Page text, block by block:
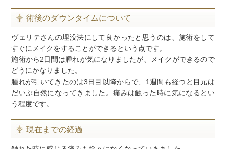
術後のダウンタイムについて
ヴェリテさんの埋没法にして良かったと思うのは、施術をして
すぐにメイクをすることができるという点です。
施術から2日間は腫れが気になりましたが、メイクができるので
どうにかなりました。
腫れが引いてきたのは3日目以降からで、1週間も経つと目元は
だいぶ自然になってきました。痛みは触った時に気になるとい
う程度です。
現在までの経過